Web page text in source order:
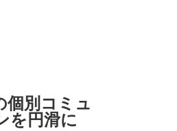
個別コミュ
を円滑に